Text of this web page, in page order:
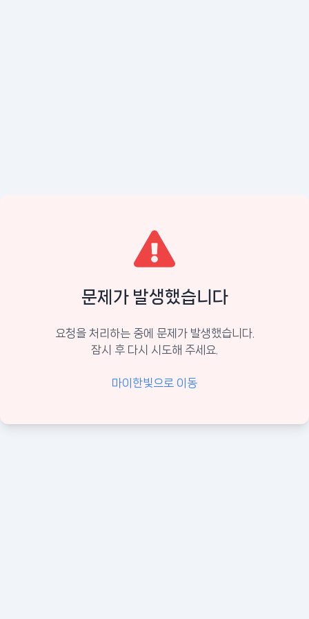
문제가 발생했습니다
요청을 처리하는 중에 문제가 발생했습니다.
잠시 후 다시 시도해 주세요.
마이한빛으로 이동